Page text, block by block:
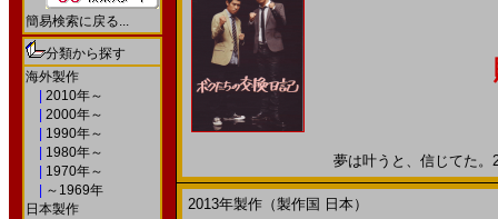
簡易検索に戻る...
分類から探す
海外製作
2010年～
2000年～
1990年～
1980年～
1970年～
～1969年
日本製作
夢は叶うと、信じてた
2013年製作（製作国 日本）